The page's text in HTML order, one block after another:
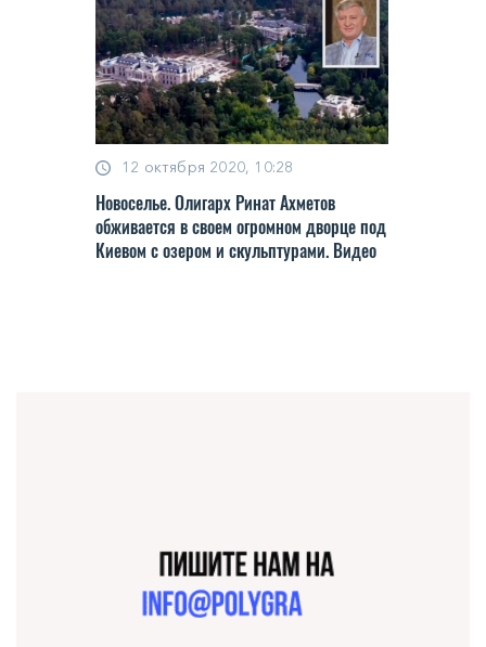
12 октября 2020, 10:28
Новоселье. Олигарх Ринат Ахметов
обживается в своем огромном дворце под
Киевом с озером и скульптурами. Видео